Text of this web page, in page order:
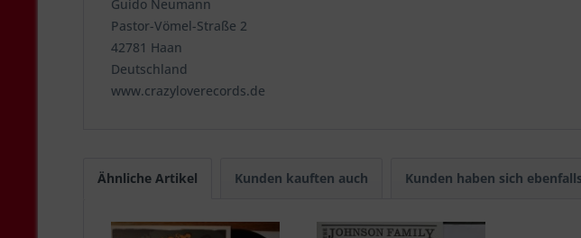
Guido Neumann
Pastor-Vömel-Straße 2
42781 Haan
Deutschland
www.crazyloverecords.de
Ähnliche Artikel Kunden kauften auch Kunden haben sich